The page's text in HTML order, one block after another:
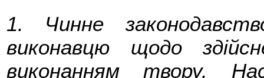
1. Чинне
виконавцю щодо
виконанням твору.